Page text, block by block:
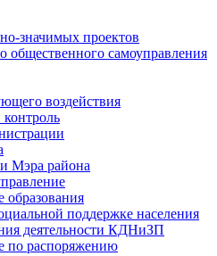
значимых проектов
общественного самоуправления
воздействия
Мэра района
образования
поддержке населения
деятельности КДНиЗП
по распоряжению